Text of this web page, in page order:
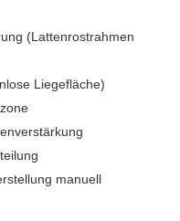
(Lattenrostrahmen
Liegefläche)
manuell